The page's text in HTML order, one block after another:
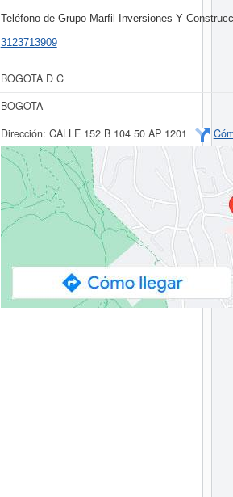
Teléfono de Grupo Marfil Inversiones Y
3123713909
BOGOTA D C
BOGOTA
Dirección: CALLE 152 B 104 50 AP 1201